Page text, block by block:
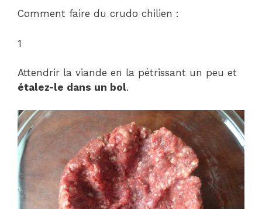
Comment faire du crudo chilien :
1
Attendrir la viande en la pétrissant un peu et
étalez-le dans un bol.